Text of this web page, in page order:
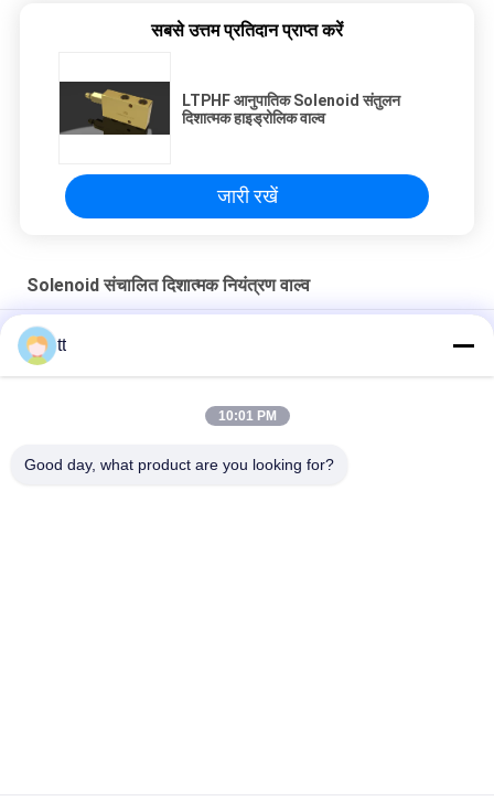
सबसे उत्तम प्रतिदान प्राप्त करें
LTPHF आनुपातिक Solenoid संतुलन
दिशात्मक हाइड्रोलिक वाल्व
जारी रखें
Solenoid संचालित दिशात्मक नियंत्रण वाल्व
पीएसवी हाइड्रोलिक लोड संवेदनशील बहु दिशात्मक नियंत्रण वाल्व पीएसवी
गेंद नियंत्रण शटल वायु प्रवाह नियंत्रण वाल्व ST-01, ST-02 की जाँच करें
3/2 रास्ता प्रत्यक्ष अभिनय पीतल Solenoid वाल्व G1/8 "G1/4 ' के लिए निर्वात
tt
10:01 PM
Good day, what product are you looking for?